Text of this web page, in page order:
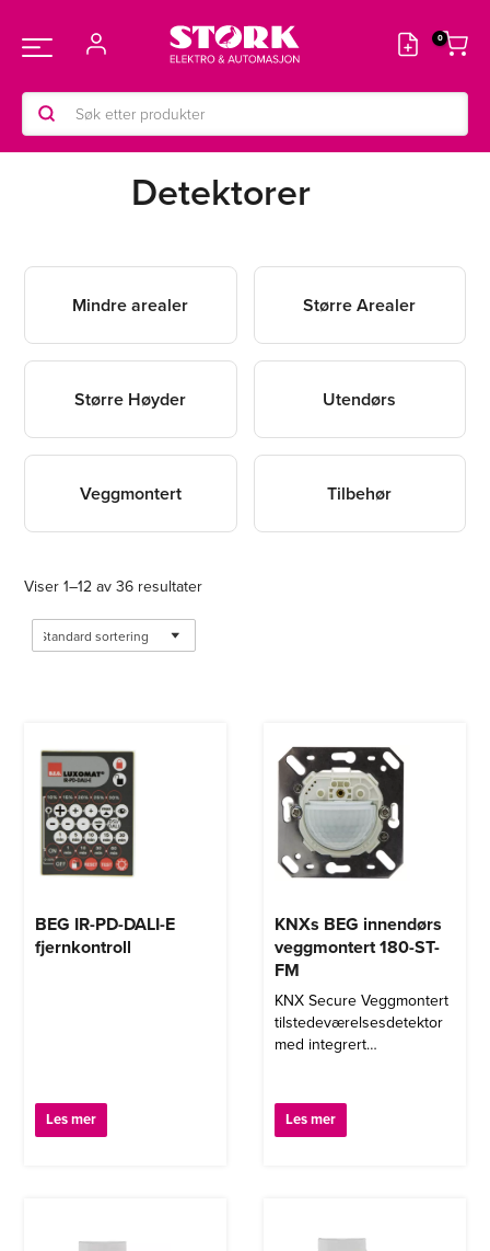
rett
innholdet
Main
Menu
Products
search
Detektorer
Mindre arealer Større Arealer
Større Høyder Utendørs
Veggmontert Tilbehør
Viser 1–12 av 36 resultater
BEG IR-PD-DALI-E
fjernkontroll
Les mer
KNXs BEG innendørs
veggmontert 180-ST-
FM
KNX Secure Veggmontert
tilstedeværelsesdetektor
med integrert
Les mer